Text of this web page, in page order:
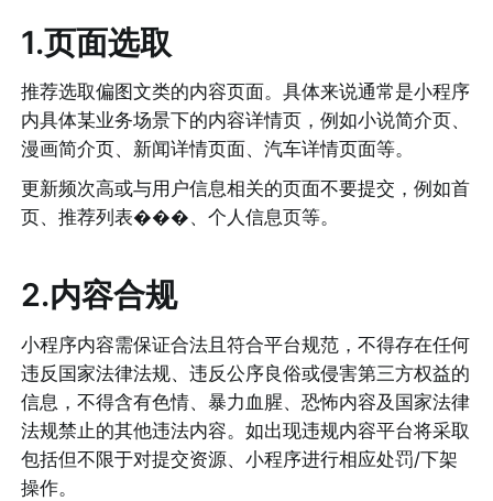
1.页面选取
推荐选取偏图文类的内容页面。具体来说通常是小程序
内具体某业务场景下的内容详情页，例如小说简介页、
漫画简介页、新闻详情页面、汽车详情页面等。
更新频次高或与用户信息相关的页面不要提交，例如首
页、推荐列表���、个人信息页等。
2.内容合规
小程序内容需保证合法且符合平台规范，不得存在任何
违反国家法律法规、违反公序良俗或侵害第三方权益的
信息，不得含有色情、暴力血腥、恐怖内容及国家法律
法规禁止的其他违法内容。如出现违规内容平台将采取
包括但不限于对提交资源、小程序进行相应处罚/下架
操作。